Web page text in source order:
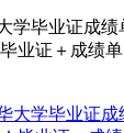
学毕业证成绩
业证＋成绩